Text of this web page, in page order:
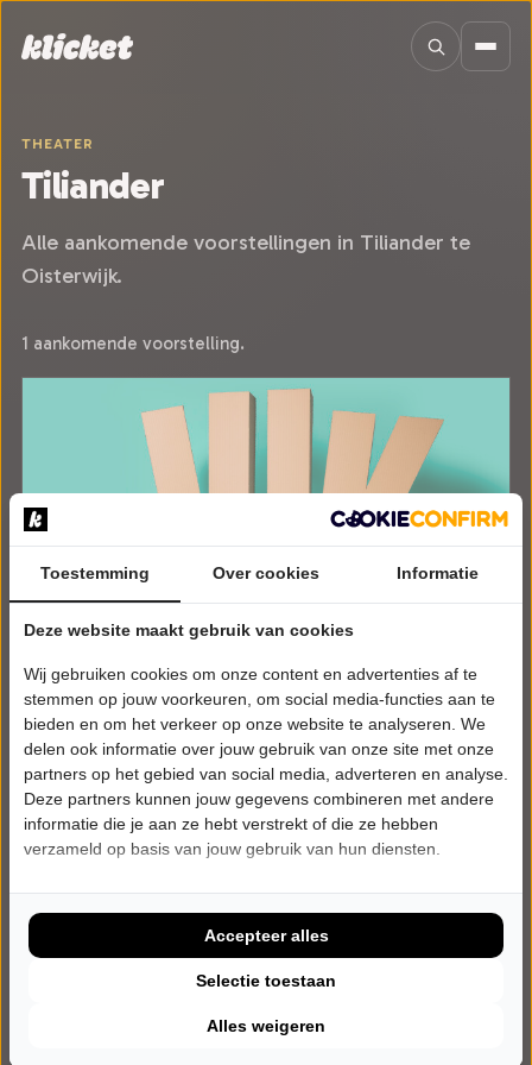
THEATER
Tiliander
Alle aankomende voorstellingen in Tiliander te
Oisterwijk.
1 aankomende voorstelling.
ZATERDAG 10 APRIL 2027 • 20:30 UUR
Tickets
Toestemming Over cookies Informatie
Deze website maakt gebruik van cookies
Wij gebruiken cookies om onze content en advertenties af te
stemmen op jouw voorkeuren, om social media-functies aan te
bieden en om het verkeer op onze website te analyseren. We
delen ook informatie over jouw gebruik van onze site met onze
partners op het gebied van social media, adverteren en analyse.
Deze partners kunnen jouw gegevens combineren met andere
informatie die je aan ze hebt verstrekt of die ze hebben
verzameld op basis van jouw gebruik van hun diensten.
Alles weigeren
Selectie toestaan
Accepteer alles